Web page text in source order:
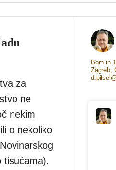
za
ne
nekim
o nekoliko
tisućama).
Born in
Zagreb,